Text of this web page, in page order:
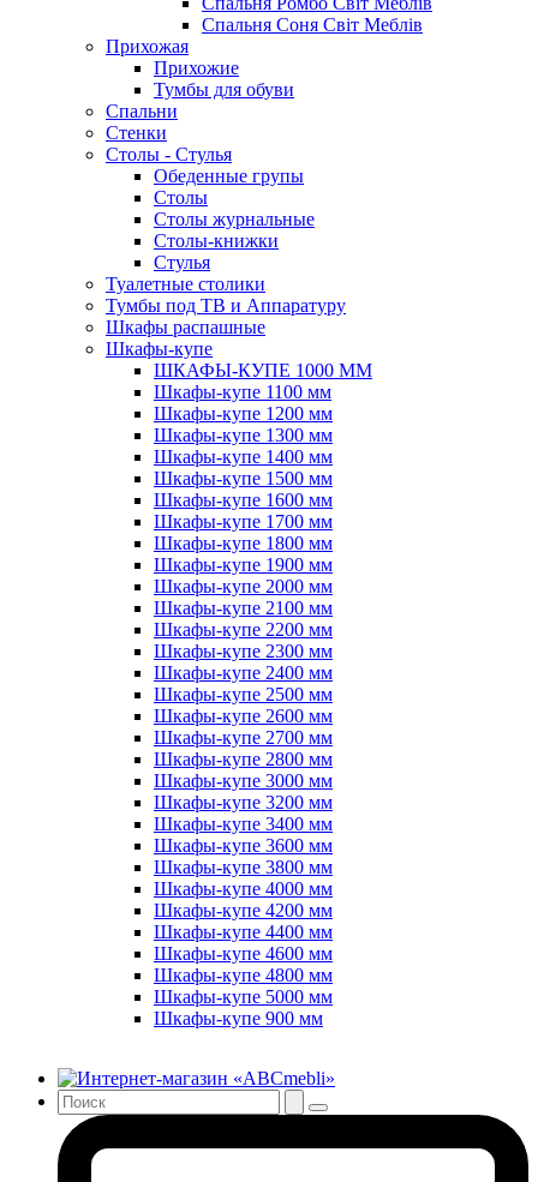
Спальня Соня Світ Меблів
Прихожая
Прихожие
Тумбы для обуви
Спальни
Стенки
Столы - Стулья
Обеденные групы
Столы
Столы журнальные
Столы-книжки
Стулья
Туалетные столики
Тумбы под ТВ и Аппаратуру
Шкафы распашные
Шкафы-купе
ШКАФЫ-КУПЕ 1000 ММ
Шкафы-купе 1100 мм
Шкафы-купе 1200 мм
Шкафы-купе 1300 мм
Шкафы-купе 1400 мм
Шкафы-купе 1500 мм
Шкафы-купе 1600 мм
Шкафы-купе 1700 мм
Шкафы-купе 1800 мм
Шкафы-купе 1900 мм
Шкафы-купе 2000 мм
Шкафы-купе 2100 мм
Шкафы-купе 2200 мм
Шкафы-купе 2300 мм
Шкафы-купе 2400 мм
Шкафы-купе 2500 мм
Шкафы-купе 2600 мм
Шкафы-купе 2700 мм
Шкафы-купе 2800 мм
Шкафы-купе 3000 мм
Шкафы-купе 3200 мм
Шкафы-купе 3400 мм
Шкафы-купе 3600 мм
Шкафы-купе 3800 мм
Шкафы-купе 4000 мм
Шкафы-купе 4200 мм
Шкафы-купе 4400 мм
Шкафы-купе 4600 мм
Шкафы-купе 4800 мм
Шкафы-купе 5000 мм
Шкафы-купе 900 мм